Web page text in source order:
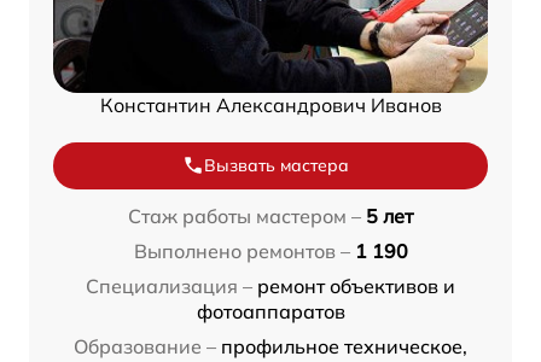
Константин Александрович Иванов
Вызвать мастера
Стаж работы мастером – 5 лет
Выполнено ремонтов – 1 190
Специализация – ремонт объективов и
фотоаппаратов
Образование – профильное техническое,